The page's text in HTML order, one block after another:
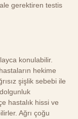
gerektiren testis
konulabilir.
hekime
şişlik sebebi ile
hastalık hissi ve
Ağrı çoğu